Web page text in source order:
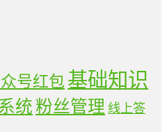
号红包 基础知识
统 粉丝管理 线上答